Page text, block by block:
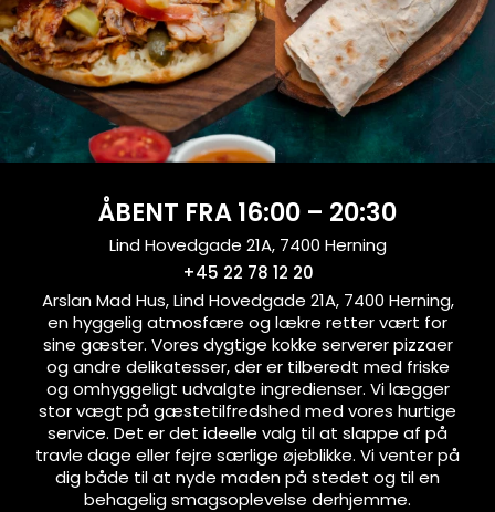
ÅBENT FRA 16:00 – 20:30
Lind Hovedgade 21A, 7400 Herning
+45 22 78 12 20
Arslan Mad Hus, Lind Hovedgade 21A, 7400 Herning,
en hyggelig atmosfære og lækre retter vært for
sine gæster. Vores dygtige kokke serverer pizzaer
og andre delikatesser, der er tilberedt med friske
og omhyggeligt udvalgte ingredienser. Vi lægger
stor vægt på gæstetilfredshed med vores hurtige
service. Det er det ideelle valg til at slappe af på
travle dage eller fejre særlige øjeblikke. Vi venter på
dig både til at nyde maden på stedet og til en
behagelig smagsoplevelse derhjemme.